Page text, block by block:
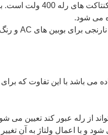
دمای کاری رله یازده
می باشد با این تفاوت
از رله عبور کند تعیین می
با اعمال ولتاژ به آن